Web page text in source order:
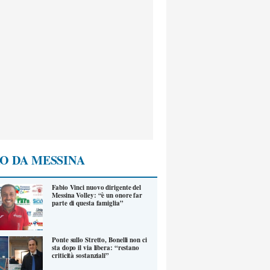
DA MESSINA
Fabio Vinci nuovo dirigente del
Messina Volley: “è un onore far
parte di questa famiglia”
Ponte sullo Stretto, Bonelli non ci
sta dopo il via libera: “restano
criticità sostanziali”